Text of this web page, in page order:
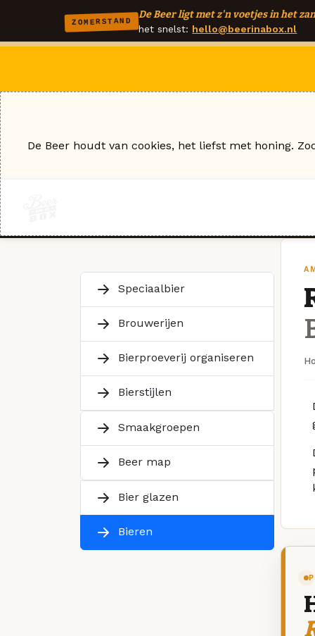
ZOMERSTAND
De Beer ligt met z'n voetjes in het
het snelst: hello@beerinabox.nl
Speciaalbier
Brouwerijen
Bierproeverij organiseren
Bierstijlen
Smaakgroepen
Beer map
Bier glazen
Bieren
De Beer houdt van cookies, het liefst met honing.